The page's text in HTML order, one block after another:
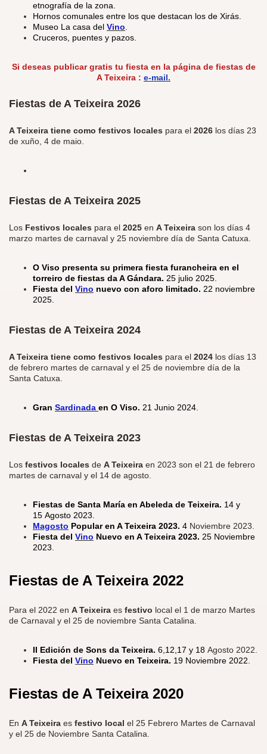
etnografía de la zona.
Hornos comunales entre los que destacan los de Xirás.
Museo La casa del Vino.
Cruceros, puentes y pazos.
Si deseas publicargratis tu fiesta en la página de fiestas de
A Teixeira : e-mail.
Fiestas de A Teixeira 2026
A Teixeira tiene como festivos locales para el 2026 los días 23
de xuño, 4 de maio.
Fiestas de A Teixeira 2025
Los Festivos locales para el 2025 en A Teixeira son los días 4
marzo martes de carnaval y 25 noviembre día de Santa Catuxa.
O Viso presenta su primera fiesta furancheira en el
torreiro de fiestas da A Gándara. 25 julio 2025.
Fiesta del Vino nuevo con aforo limitado. 22 noviembre
2025.
Fiestas de A Teixeira 2024
A Teixeira tiene como festivos locales para el 2024 los días 13
de febrero martes de carnaval y el 25 de noviembre día de la
Santa Catuxa.
Gran Sardinada en O Viso. 21 Junio 2024.
Fiestas de A Teixeira 2023
Los festivos locales de A Teixeira en 2023 son el 21 de febrero
martes de carnaval y el 14 de agosto.
Fiestas de Santa María en Abeleda de Teixeira. 14 y
15 Agosto 2023.
Magosto Popular en A Teixeira 2023. 4 Noviembre 2023.
Fiesta del Vino Nuevo en A Teixeira 2023. 25 Noviembre
2023.
Fiestas de A Teixeira 2022
Para el 2022 en A Teixeira es festivo local el 1 de marzo Martes
de Carnaval y el 25 de noviembre Santa Catalina.
II Edición de Sons da Teixeira. 6,12,17 y 18 Agosto 2022.
Fiesta del Vino Nuevo en Teixeira. 19 Noviembre 2022.
Fiestas de A Teixeira 2020
En A Teixeira es festivo local el 25 Febrero Martes de Carnaval
y el 25 de Noviembre Santa Catalina.